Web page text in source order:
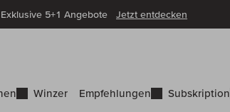
Exklusive 5+1 Angebote Jetzt entdecken
Winzer Empfehlungen Subskription